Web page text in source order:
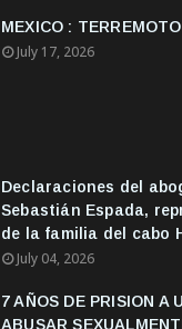
MEXICO :
July 17, 2026
Declaraciones del
Sebastián Espada,
de la familia del cabo
July 04, 2026
7 AÑOS DE PRISION A
ABUSAR